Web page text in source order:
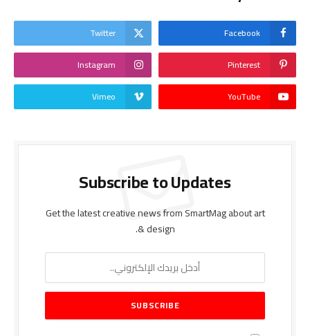
Facebook
Twitter
Pinterest
Instagram
YouTube
Vimeo
Subscribe to Updates
Get the latest creative news from SmartMag about art
& design.